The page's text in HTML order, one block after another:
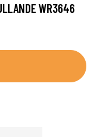
WR3646